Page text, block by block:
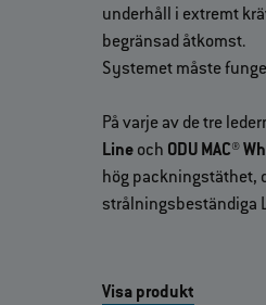
underhåll i extremt
begränsad åtkomst.
Systemet måste
På varje av de tre
Line och ODU MAC®
hög packningstäthet,
strålningsbeständiga
Visa produkt